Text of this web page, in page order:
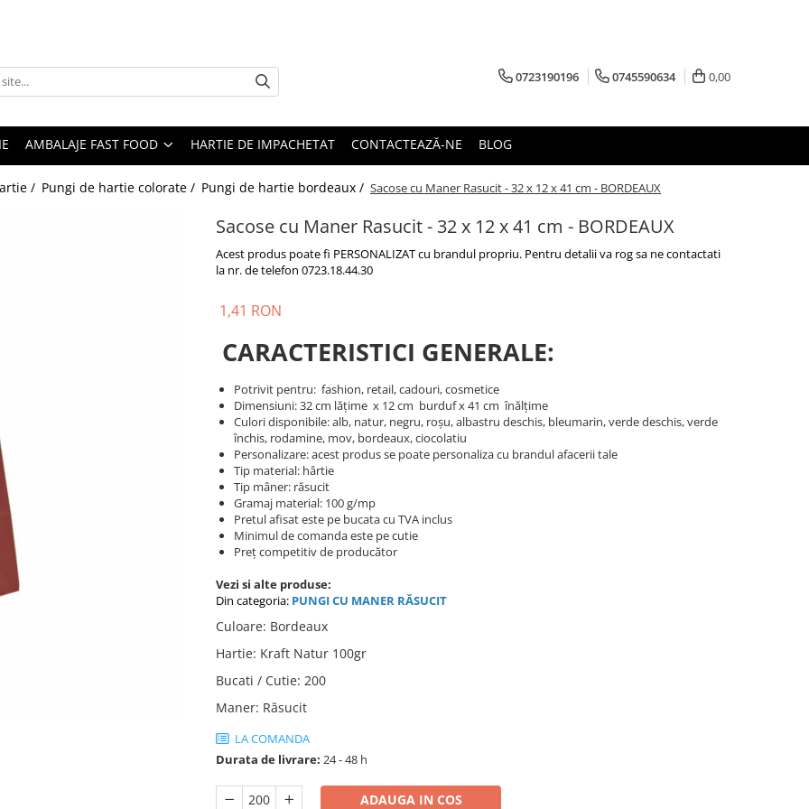
0723190196 0745590634 0,00
AMBALAJE FAST FOOD HARTIE DE IMPACHETAT CONTACTEAZĂ-NE BLOG
/ Pungi de hartie colorate / Pungi de hartie bordeaux / Sacose cu Maner Rasucit - 32 x 12 x 41 cm - BORDEAUX
Sacose cu Maner Rasucit - 32 x 12 x 41 cm - BORDEAUX
Acest produs poate fi PERSONALIZAT cu brandul propriu. Pentru detalii va rog sa ne contactati
la nr. de telefon 0723.18.44.30
1,41 RON
CARACTERISTICI GENERALE:
Potrivit pentru: fashion, retail, cadouri, cosmetice
Dimensiuni: 32 cm lățime x 12 cm burduf x 41 cm înălțime
Culori disponibile: alb, natur, negru, roșu, albastru deschis, bleumarin, verde deschis, verde
închis, rodamine, mov, bordeaux, ciocolatiu
Personalizare: acest produs se poate personaliza cu brandul afacerii tale
Tip material: hârtie
Tip mâner: răsucit
Gramaj material: 100 g/mp
Pretul afisat este pe bucata cu TVA inclus
Minimul de comanda este pe cutie
Preț competitiv de producător
Vezi si alte produse:
Din categoria: PUNGI CU MANER RĂSUCIT
Culoare: Bordeaux
Hartie: Kraft Natur 100gr
Bucati / Cutie: 200
Maner: Răsucit
LA COMANDA
Durata de livrare: 24 - 48 h
ADAUGA IN COS